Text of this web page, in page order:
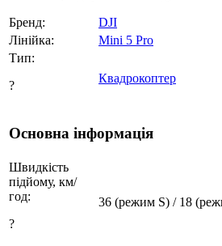
Бренд:
DJI
Лінійка:
Mini 5 Pro
Тип:
?
Квадрокоптер
Основна інформація
Швидкість
підйому, км/
год:
?
36 (режим S) / 18